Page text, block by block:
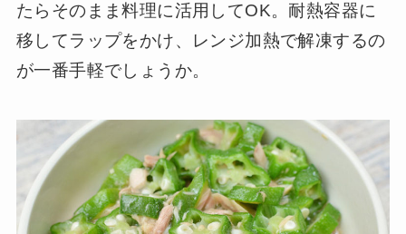
たらそのまま料理に活用してOK。耐熱容器に
移してラップをかけ、レンジ加熱で解凍するの
が一番手軽でしょうか。